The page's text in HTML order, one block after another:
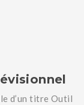
d’un titre Outil